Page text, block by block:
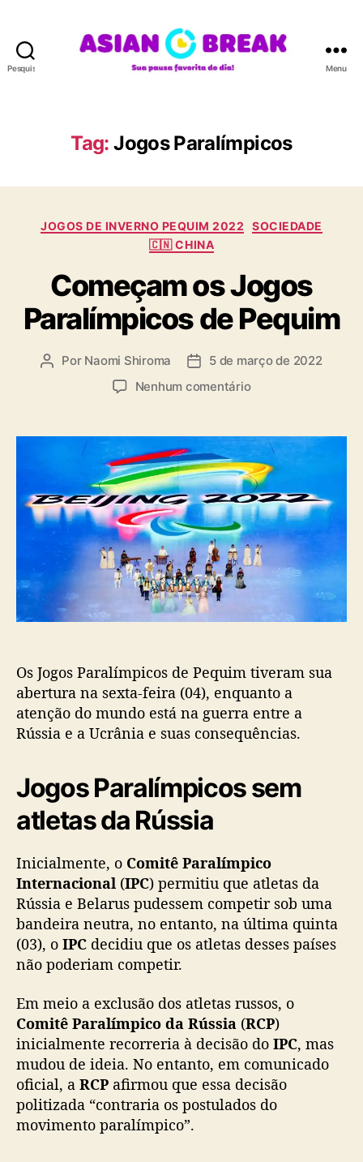
Pesquisar
A
N
R
A
K
Menu
Tag: Jogos Paralímpicos
C
a
t
e
g
o
r
a
s
JOGOS DE INVERNO PEQUIM 2022
SOCIEDADE
🇨🇳 CHINA
Começam os Jogos
Paralímpicos de Pequim
A
r
o
s
Por Naomi Shiroma
D
d
e
p
u
b
l
i
c
a
ç
ã
5 de março de 2022
Nenhum comentárioe
o
m
e
ç
a
m
o
s
P
a
r
a
l
p
s
d
e
P
e
m
Os Jogos Paralímpicos de Pequim tiveram sua
abertura na sexta-feira (04), enquanto a
atenção do mundo está na guerra entre a
Rússia e a Ucrânia e suas consequências.
Jogos Paralímpicos sem
atletas da Rússia
Inicialmente, o Comitê Paralímpico
Internacional (IPC) permitiu que atletas da
Rússia e Belarus pudessem competir sob uma
bandeira neutra, no entanto, na última quinta
(03), o IPC decidiu que os atletas desses países
não poderiam competir.
Em meio a exclusão dos atletas russos, o
Comitê Paralímpico da Rússia (RCP)
inicialmente recorreria à decisão do IPC, mas
mudou de ideia. No entanto, em comunicado
oficial, a RCP afirmou que essa decisão
politizada “contraria os postulados do
movimento paralímpico”.